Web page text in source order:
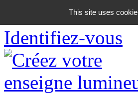
06 18 42 08 59
Identifiez-vous
This site uses